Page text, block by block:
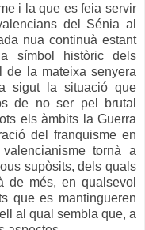
i la que es feia servir
del Sénia al
nua continuà estant
símbol històric dels
de la mateixa senyera
sigut la situació que
de no ser pel brutal
els àmbits la Guerra
del franquisme en
tornà a
supòsits, dels quals
de més, en qualsevol
que es mantingueren
al qual sembla que, a